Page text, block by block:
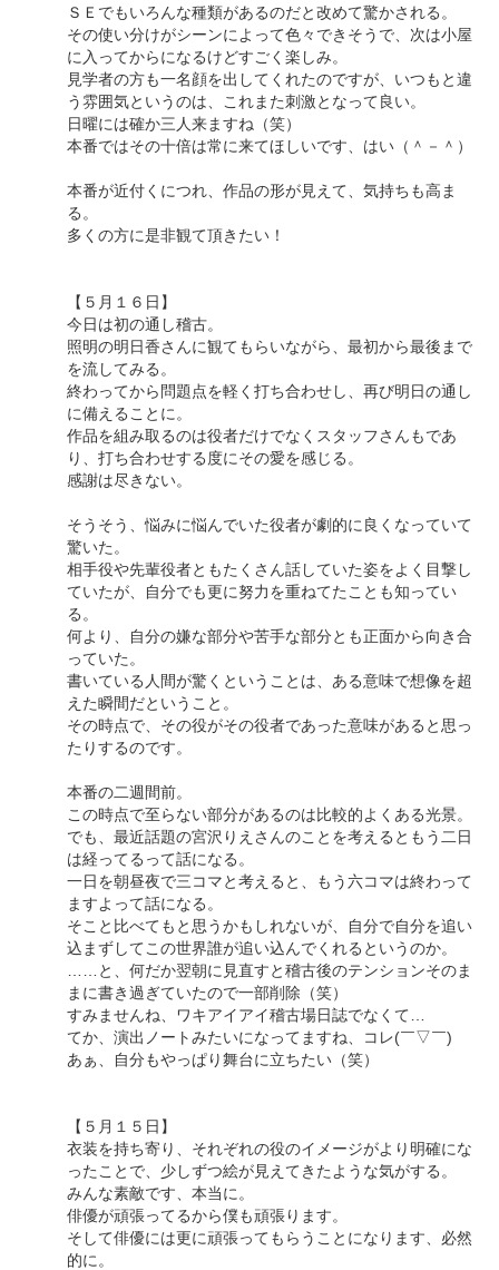
ＳＥでもいろんな種類があるのだと改めて驚かされる。
その使い分けがシーンによって色々できそうで、次は小屋
に入ってからになるけどすごく楽しみ。
見学者の方も一名顔を出してくれたのですが、いつもと違
う雰囲気というのは、これまた刺激となって良い。
日曜には確か三人来ますね（笑）
本番ではその十倍は常に来てほしいです、はい（＾－＾）
本番が近付くにつれ、作品の形が見えて、気持ちも高ま
る。
多くの方に是非観て頂きたい！
【５月１６日】
今日は初の通し稽古。
照明の明日香さんに観てもらいながら、最初から最後まで
を流してみる。
終わってから問題点を軽く打ち合わせし、再び明日の通し
に備えることに。
作品を組み取るのは役者だけでなくスタッフさんもであ
り、打ち合わせする度にその愛を感じる。
感謝は尽きない。
そうそう、悩みに悩んでいた役者が劇的に良くなっていて
驚いた。
相手役や先輩役者ともたくさん話していた姿をよく目撃し
ていたが、自分でも更に努力を重ねてたことも知ってい
る。
何より、自分の嫌な部分や苦手な部分とも正面から向き合
っていた。
書いている人間が驚くということは、ある意味で想像を超
えた瞬間だということ。
その時点で、その役がその役者であった意味があると思っ
たりするのです。
本番の二週間前。
この時点で至らない部分があるのは比較的よくある光景。
でも、最近話題の宮沢りえさんのことを考えるともう二日
は経ってるって話になる。
一日を朝昼夜で三コマと考えると、もう六コマは終わって
ますよって話になる。
そこと比べてもと思うかもしれないが、自分で自分を追い
込まずしてこの世界誰が追い込んでくれるというのか。
……と、何だか翌朝に見直すと稽古後のテンションそのま
まに書き過ぎていたので一部削除（笑）
すみませんね、ワキアイアイ稽古場日誌でなくて…
てか、演出ノートみたいになってますね、コレ(￣▽￣)
あぁ、自分もやっぱり舞台に立ちたい（笑）
【５月１５日】
衣装を持ち寄り、それぞれの役のイメージがより明確にな
ったことで、少しずつ絵が見えてきたような気がする。
みんな素敵です、本当に。
俳優が頑張ってるから僕も頑張ります。
そして俳優には更に頑張ってもらうことになります、必然
的に。